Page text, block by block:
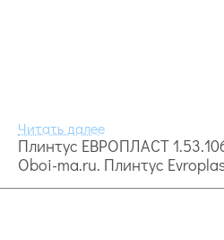
Плинтус ЕВРОПЛАСТ
Oboi-ma.ru. Плинтус